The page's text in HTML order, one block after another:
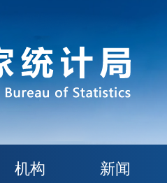
机构 新闻